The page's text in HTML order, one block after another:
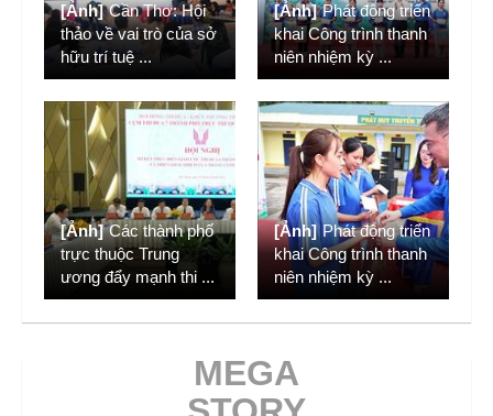
[Ảnh] Cần Thơ: Hội
thảo về vai trò của sở
hữu trí tuệ ...
[Ảnh] Phát động triển
khai Công trình thanh
niên nhiệm kỳ ...
[Ảnh] Các thành phố
trực thuộc Trung
ương đẩy mạnh thi ...
[Ảnh] Phát động triển
khai Công trình thanh
niên nhiệm kỳ ...
MEGA